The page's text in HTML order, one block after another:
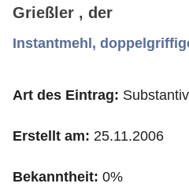
A B C D E
J K L M N
Grießler , der
Instantmehl,
Art des Eintrag: Substantiv
Erstellt am: 25.11.2006
Bekanntheit: 0%